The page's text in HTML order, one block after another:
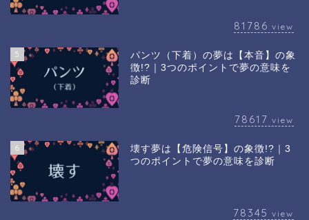
81786 view
5
パンツ（下着）の夢は【本音】の象
徴!?｜3つのポイントで夢の意味を
診断
78617 view
6
壊す夢は【危険信号】の象徴!?｜3
つのポイントで夢の意味を診断
78345 view